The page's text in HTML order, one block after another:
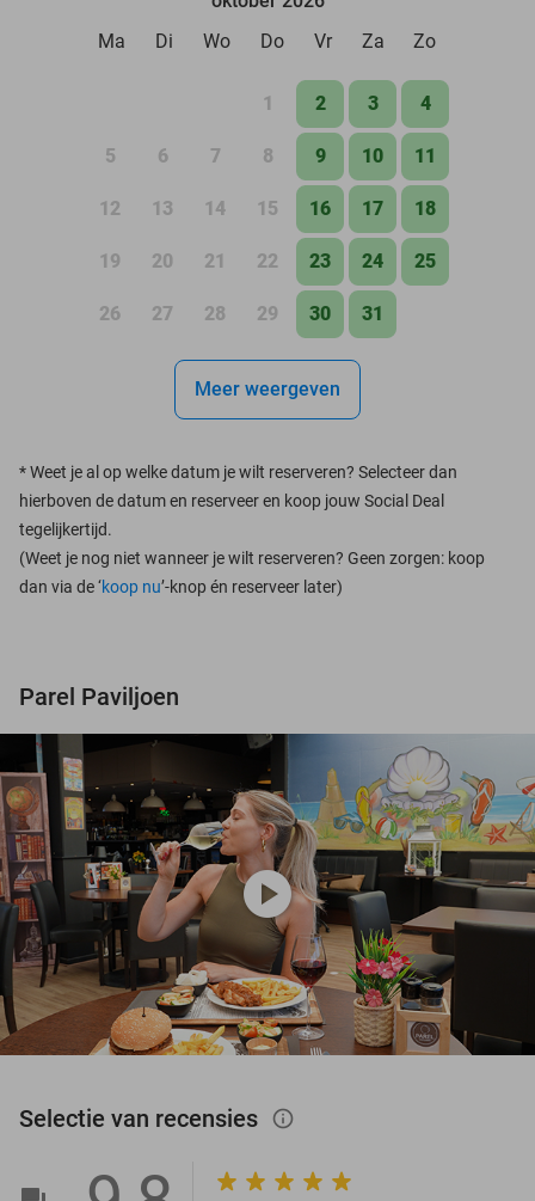
Ma
Di Wo Do Vr Za Zo
1 2 3 4
5 6 7 8 9 10 11
12 13 14 15 16 17 18
19 20 21 22 23 24 25
26 27 28 29 30 31
Meer weergeven
*Weet je al op welke datum je wilt reserveren? Selecteer dan
hierboven de datum en reserveer en koop jouw Social Deal
tegelijkertijd.
(Weet je nog niet wanneer je wilt reserveren? Geen zorgen: koop
dan via de ‘koop nu’-knop én reserveer later)
Parel Paviljoen
play_circle
Selectie van recensies info_outlined